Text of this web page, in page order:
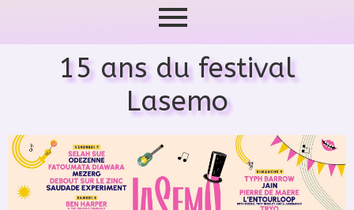
15 ans du festival
Lasemo